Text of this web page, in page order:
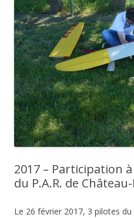
2017 – Participation
du P.A.R. de
Le 26 février 2017, 3 pilotes